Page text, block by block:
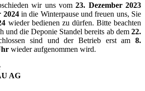
wir uns vom23. Dezember 2023
2024in die Winterpause und freuen uns, Sie
wieder bedienen zu dürfen. Bitte beachten
und die Deponie Standel bereits ab dem 22.
sind und der Betrieb erst am8.
wieder aufgenommen wird.
AG